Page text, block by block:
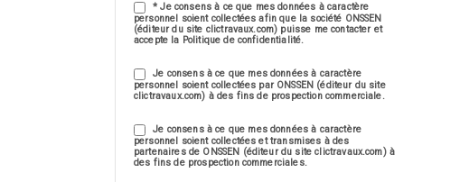
* Je consens à ce que mes données à caractère
personnel soient collectées afin que la société ONSSEN
(éditeur du site clictravaux.com) puisse me contacter et
accepte la Politique de confidentialité.
Je consens à ce que mes données à caractère
personnel soient collectées par ONSSEN (éditeur du site
clictravaux.com) à des fins de prospection commerciale.
Je consens à ce que mes données à caractère
personnel soient collectées et transmises à des
partenaires de ONSSEN (éditeur du site clictravaux.com) à
des fins de prospection commerciales.